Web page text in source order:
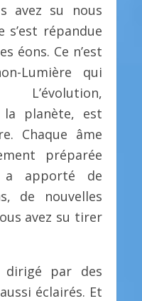
avez su nous
répandue
éons. Ce n’est
Lumière qui
L’évolution,
la planète, est
Chaque âme
préparée
apporté de
de nouvelles
avez su tirer
dirigé par des
éclairés. Et